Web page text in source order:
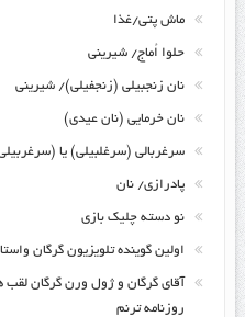
ماش پتی/غذا
حلوا اُماج/ شیرینی
نان زنجبیلی (زنجفیلی)/ شیرینی
نان خرمایی (نان عیدی)
سرغربالی (سرغلبیلی) یا
پادرازی/ نان
نو دسته چلیک بازی
اولین گوینده تلویزیون گرگان
آقای گرگان و ژول ورن گرگان لقب
روزنامه ترنم